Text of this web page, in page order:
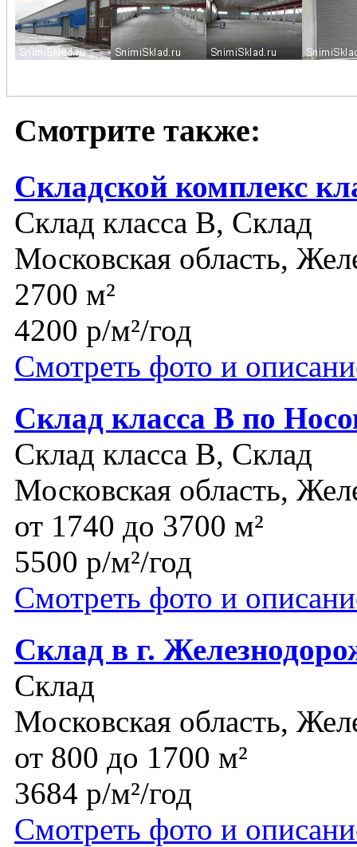
Смотрите также:
Складской комплекс
Склад класса B, Склад
Московская область,
2700 м²
4200 р/м²/год
Смотреть фото и
Склад класса В по
Склад класса B, Склад
Московская область,
от 1740 до 3700 м²
5500 р/м²/год
Смотреть фото и
Склад в г.
Склад
Московская область,
от 800 до 1700 м²
3684 р/м²/год
Смотреть фото и